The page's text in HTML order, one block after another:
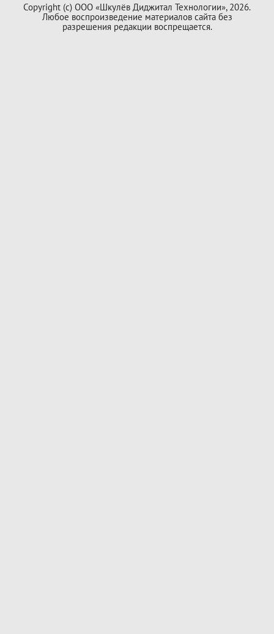
Copyright (с) ООО «Шкулёв Диджитал Технологии», 2026.
Любое воспроизведение материалов сайта без
разрешения редакции воспрещается.